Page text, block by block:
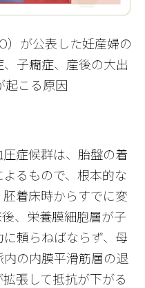
）が公表した妊産婦の
子癇症、産後の大出
起こる原因
症候群は、胎盤の着
るもので、根本的な
着床時からすでに変
、栄養膜細胞層が子
頼らねばならず、母
の内膜平滑筋層の退
張して抵抗が下がる